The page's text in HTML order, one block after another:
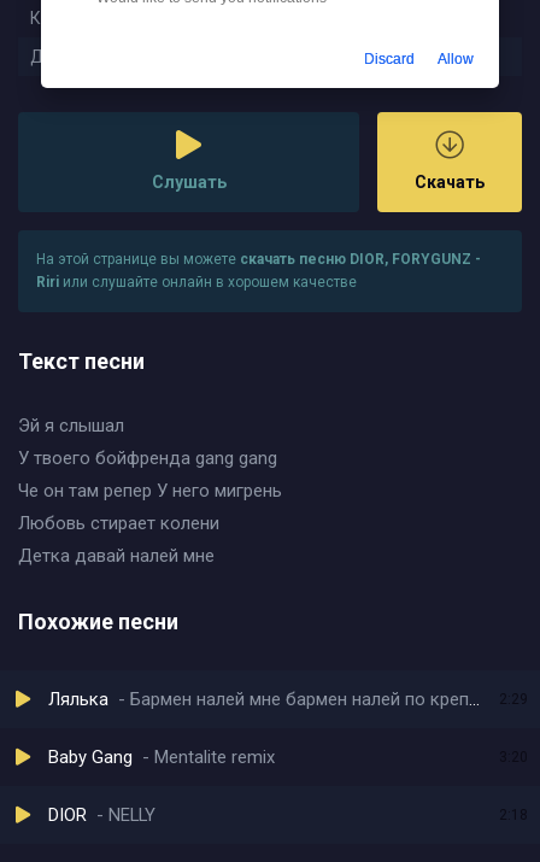
Качество:
Дата релиза:
Слушать Скачать
На этой странице вы можете скачать песню DIOR, FORYGUNZ -
Riri или слушайте онлайн в хорошем качестве
Текст песни
Эй я слышал
У твоего бойфренда gang gang
Че он там репер У него мигрень
Любовь стирает колени
Детка давай налей мне
Похожие песни
Лялька Бармен налей мне бармен налей по крепче 2:29
Baby Gang Mentalite remix
DIOR NELLY 2:18
Discard Allow